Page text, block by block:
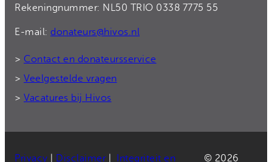
Rekeningnummer: NL50 TRIO 0338 7775 55
E-mail: donateurs@hivos.nl
> Contact en donateursservice
> Veelgestelde vragen
> Vacatures bij Hivos
Privacy Disclaimer| Integriteit en © 2026